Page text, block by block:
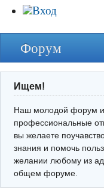
Вход
Форум
Ищем!
Наш молодой форум
профессиональные
вы желаете
знания и помочь
желании любому из
общем форуме.